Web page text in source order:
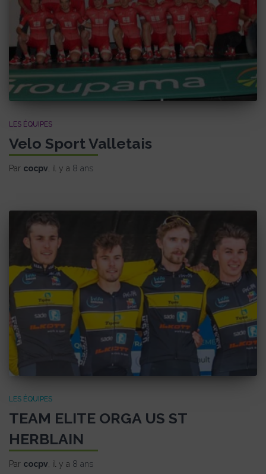
LES ÉQUIPES
Velo Sport Valletais
Par cocpv , il y a 8 ans
LES ÉQUIPES
TEAM ELITE ORGA US ST
HERBLAIN
Par cocpv, il y a 8 ans